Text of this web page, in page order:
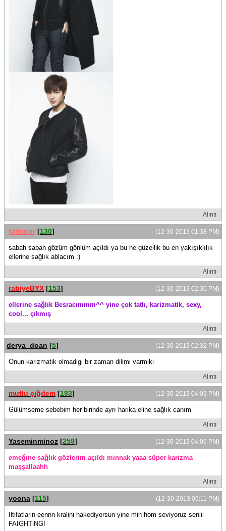
Alıntı
(12-30-2013 01:38 PM)
fatmnur [130]
sabah sabah gözüm gönlüm açıldı ya bu ne güzellik bu en yakışıklılık
ellerine sağlık ablacım :)
Alıntı
(12-30-2013 02:30 PM)
rabiyeBYX [153]
ellerine sağlık Besracımmm^^ yine çok tatlı, karizmatik, sexy,
cool... çıkmış
Alıntı
(12-30-2013 02:32 PM)
derya_doan [5]
Onun karizmatik olmadigi bir zaman dilimi varmiki
Alıntı
(12-30-2013 04:03 PM)
mutlu çiğdem [193]
Gülümseme sebebim her birinde ayrı harika eline sağlık canım
Alıntı
(12-30-2013 04:06 PM)
Yaseminminoz [259]
emeğine sağlık gözlerim açıldı minnak yaaa süper karizma
maşşallaahh
Alıntı
(12-30-2013 05:11 PM)
yoona [115]
Iltifatlarin eennn kralini hakediyorsun yine min hom seviyoruz seniii
FAIGHTiNG!